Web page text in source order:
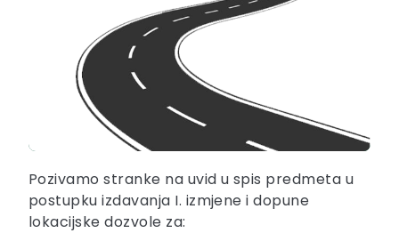
Pozivamo stranke na uvid u spis predmeta u
postupku izdavanja I. izmjene i dopune
lokacijske dozvole za: